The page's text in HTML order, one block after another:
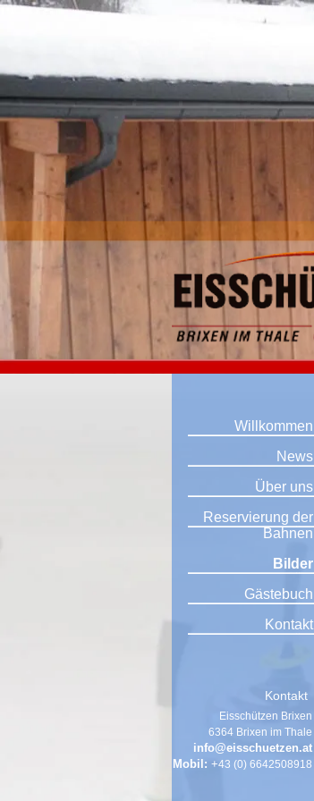
Willkommen
News
Über uns
Reservierung der
Bahnen
Bilder
Gästebuch
Kontakt
Kontakt
Eisschützen Brixen
6364 Brixen im Thale
info@eisschuetzen.at
Mobil: +43 (0) 6642508918